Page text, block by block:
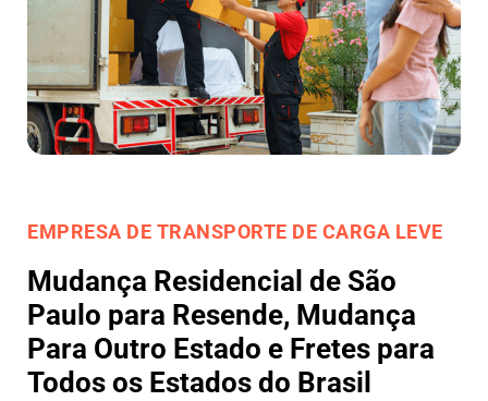
EMPRESA DE TRANSPORTE DE CARGA LEVE
Mudança Residencial de São
Paulo para Resende, Mudança
Para Outro Estado e Fretes para
Todos os Estados do Brasil